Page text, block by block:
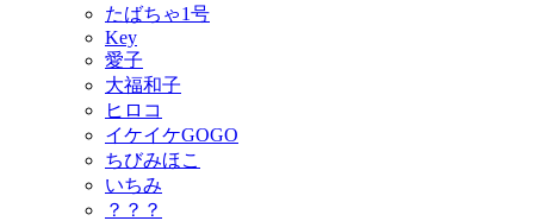
たばちゃ1号
Key
愛子
大福和子
ヒロコ
イケイケGOGO
ちびみほこ
いちみ
？？？